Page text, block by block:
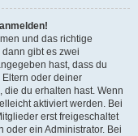
und das richtige
gibt es zwei
hast, dass du
Eltern oder deiner
die du erhalten hast. Wenn
aktiviert werden. Bei
erst freigeschaltet
oder ein Administrator. Bei